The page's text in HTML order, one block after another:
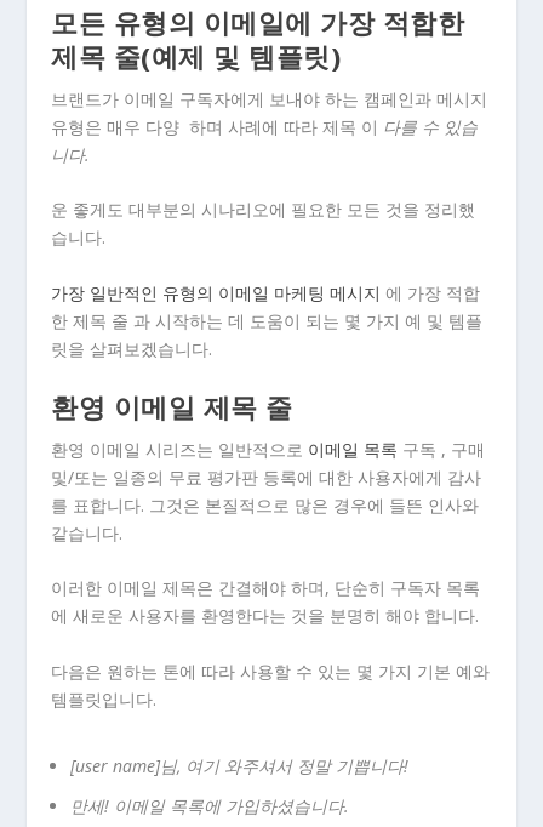
모든 유형의 이메일에 가장 적합한
제목 줄(예제 및 템플릿)
브랜드가 이메일 구독자에게 보내야 하는 캠페인과 메시지
유형은 매우 다양 하며 사례에 따라 제목 이 다를 수 있습
니다.
운 좋게도 대부분의 시나리오에 필요한 모든 것을 정리했
습니다.
가장 일반적인 유형의 이메일 마케팅 메시지 에 가장 적합
한 제목 줄 과 시작하는 데 도움이 되는 몇 가지 예 및 템플
릿을 살펴보겠습니다.
환영 이메일 제목 줄
환영 이메일 시리즈는 일반적으로 이메일 목록 구독 , 구매
및/또는 일종의 무료 평가판 등록에 대한 사용자에게 감사
를 표합니다. 그것은 본질적으로 많은 경우에 들뜬 인사와
같습니다.
이러한 이메일 제목은 간결해야 하며, 단순히 구독자 목록
에 새로운 사용자를 환영한다는 것을 분명히 해야 합니다.
다음은 원하는 톤에 따라 사용할 수 있는 몇 가지 기본 예와
템플릿입니다.
[user name]님, 여기 와주셔서 정말 기쁩니다!
만세! 이메일 목록에 가입하셨습니다.